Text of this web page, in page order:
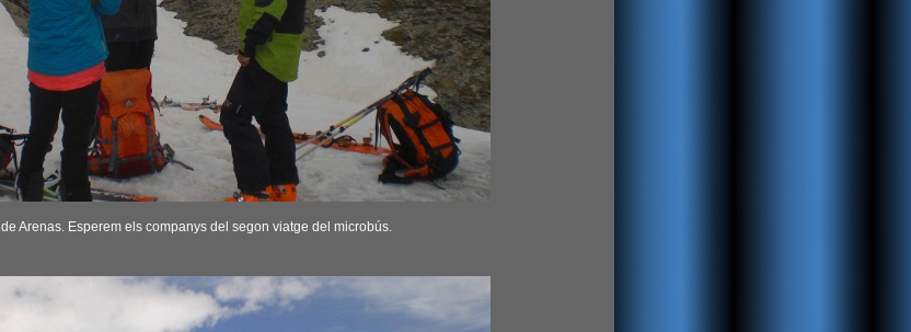
Arenas. Esperem els companys del segon viatge del microbús.